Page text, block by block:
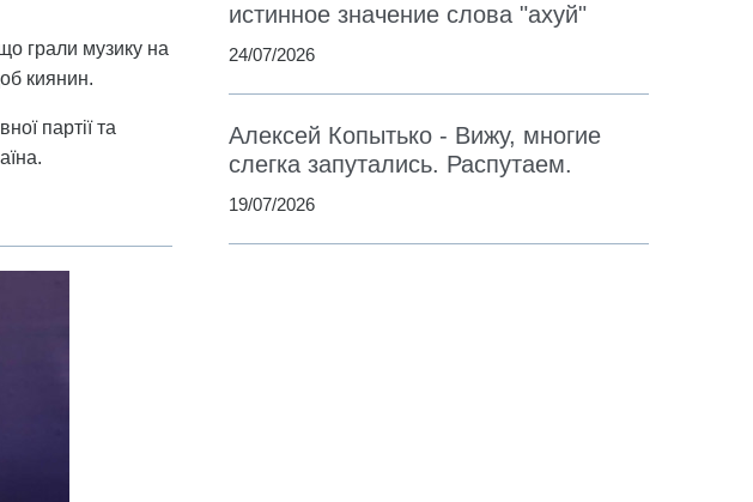
грали музику на
киянин.
партії та
истинное значение слова "ахуй"
24/07/2026
Алексей Копытько - Вижу, многие
слегка запутались. Распутаем.
19/07/2026